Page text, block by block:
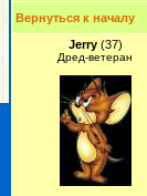
Вернуться к началу
Jerry(37)
Дред-ветеран